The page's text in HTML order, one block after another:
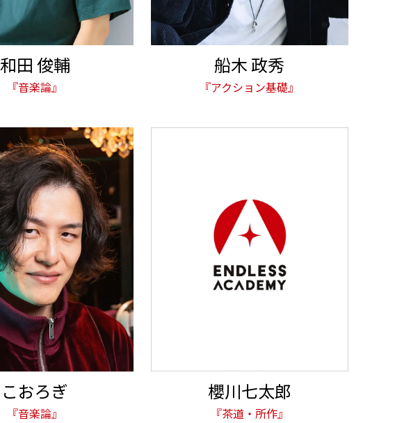
和田 俊輔
『音楽論』
船木 政秀
『アクション基礎』
こおろぎ
『音楽論』
櫻川七太郎
『茶道・所作』